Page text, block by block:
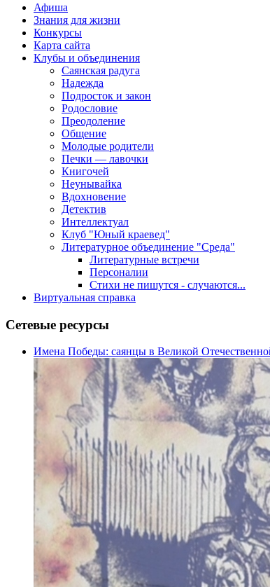
Афиша
Знания для жизни
Конкурсы
Карта сайта
Клубы и объединения
Саянская радуга
Надежда
Подросток и закон
Родословие
Преодоление
Общение
Молодые родители
Печки — лавочки
Книгочей
Неунывайка
Вдохновение
Детектив
Интеллектуал
Клуб "Юный краевед"
Литературное объединение "Среда"
Литературные встречи
Персоналии
Стихи не пишутся - случаются...
Виртуальная справка
Сетевые ресурсы
Имена Победы: саянцы в Великой